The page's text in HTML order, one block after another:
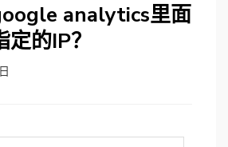
analytics里面
的IP？